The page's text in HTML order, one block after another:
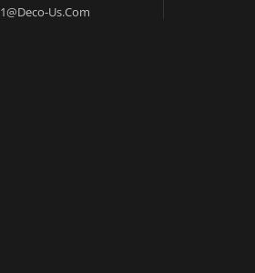
1@deco-Us.com